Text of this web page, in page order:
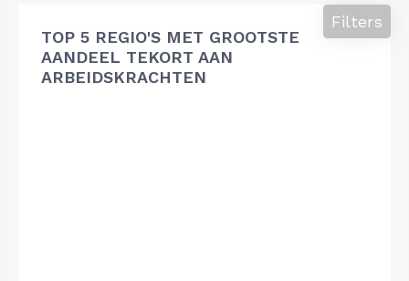
TOP 5 REGIO'S MET GROOTSTE
AANDEEL TEKORT AAN
ARBEIDSKRACHTEN
Filters